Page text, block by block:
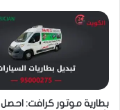
بطارية موتور كرافت: احصل